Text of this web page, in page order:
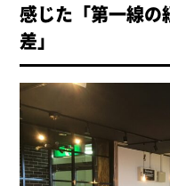
感じた「第一線の
差」